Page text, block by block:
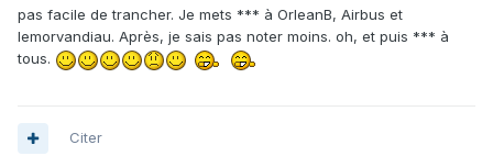
pas facile de trancher. Je mets *** à OrleanB, Airbus et
lemorvandiau. Après, je sais pas noter moins. oh, et puis *** à
tous.
Citer